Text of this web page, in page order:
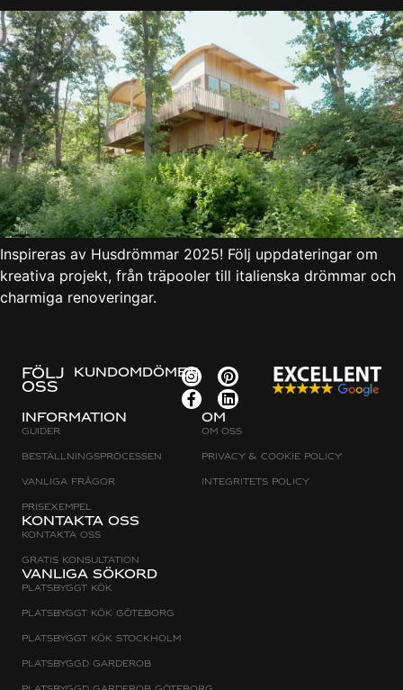
Inspireras av Husdrömmar 2025! Följ uppdateringar om
kreativa projekt, från träpooler till italienska drömmar och
charmiga renoveringar.
Vanliga sökord
Platsbyggt Kök
Platsbyggt kök Göteborg
Platsbyggt kök Stockholm
Platsbyggd Garderob
Information
Guider
Beställningsprocessen
Vanliga frågor
Prisexempel
Kontakta oss
Kontakta oss
Gratis konsultation
Om
Om oss
Privacy & cookie policy
Integritets policy
FÖLJ
OSS
KUNDOMDÖMEN